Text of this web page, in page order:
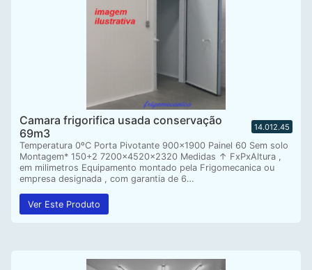
Camara frigorifica usada conservação
69m3
14.012.45
Temperatura 0ºC Porta Pivotante 900×1900 Painel 60 Sem solo
Montagem* 150+2 7200x4520x2320 Medidas ↑ FxPxAltura ,
em milimetros Equipamento montado pela Frigomecanica ou
empresa designada , com garantia de 6…
Ver Este Produto